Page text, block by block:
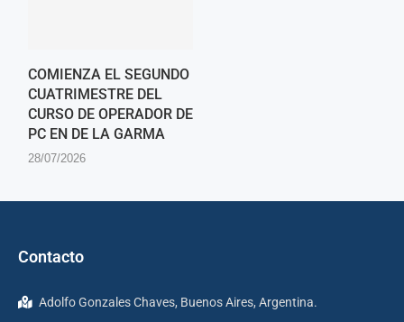
COMIENZA EL SEGUNDO
CUATRIMESTRE DEL
CURSO DE OPERADOR DE
PC EN DE LA GARMA
28/07/2026
Contacto
Adolfo Gonzales Chaves, Buenos Aires, Argentina.